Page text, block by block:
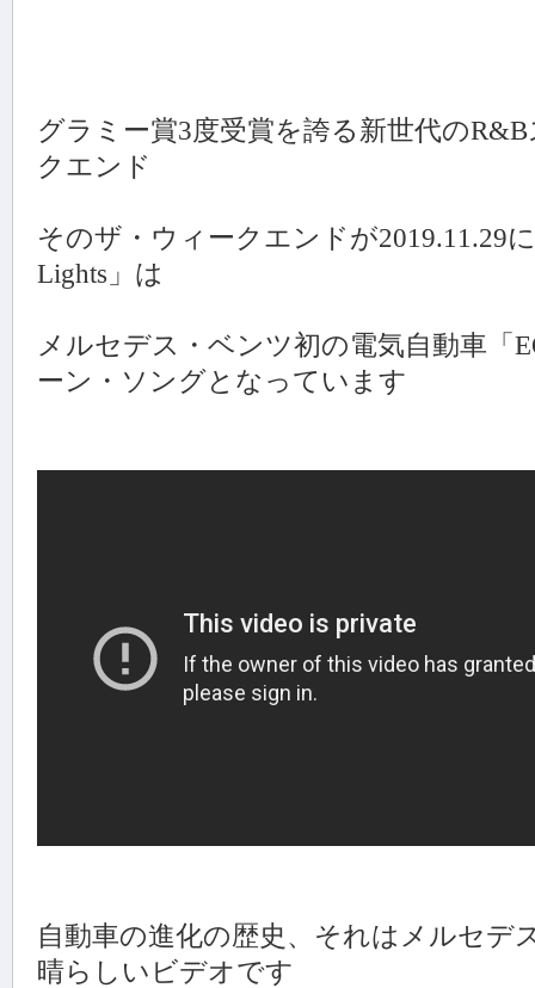
グラミー賞3度受賞を誇る新世代の
クエンド
そのザ・ウィークエンドが2019.11.29
Lights」は
メルセデス・ベンツ初の電気自動車「
ーン・ソングとなっています
自動車の進化の歴史、それはメルセデ
晴らしいビデオです